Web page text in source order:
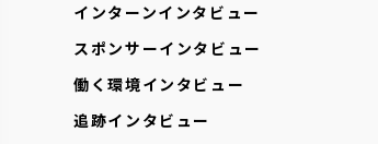
インターンインタビュー
スポンサーインタビュー
働く環境インタビュー
追跡インタビュー